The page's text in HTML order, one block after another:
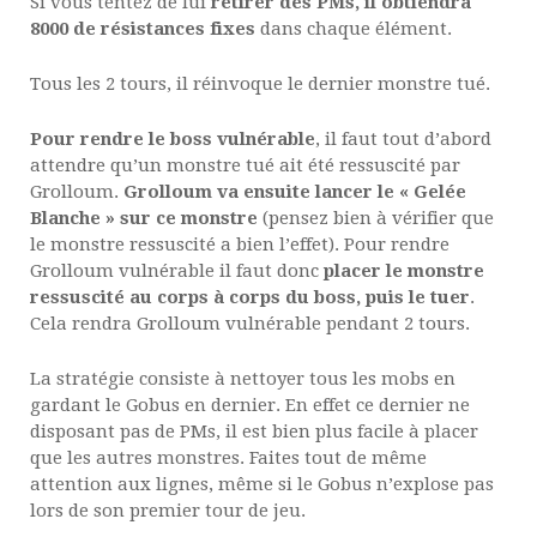
8000 de résistances fixes dans chaque élément.
Tous les 2 tours, il réinvoque le dernier monstre tué.
Pour rendre le boss vulnérable, il faut tout d’abord
attendre qu’un monstre tué ait été ressuscité par
Grolloum. Grolloum va ensuite lancer le « Gelée
Blanche » sur ce monstre (pensez bien à vérifier que
le monstre ressuscité a bien l’effet). Pour rendre
Grolloum vulnérable il faut donc placer le monstre
ressuscité au corps à corps du boss, puis le tuer.
Cela rendra Grolloum vulnérable pendant 2 tours.
La stratégie consiste à nettoyer tous les mobs en
gardant le Gobus en dernier. En effet ce dernier ne
disposant pas de PMs, il est bien plus facile à placer
que les autres monstres. Faites tout de même
attention aux lignes, même si le Gobus n’explose pas
lors de son premier tour de jeu.